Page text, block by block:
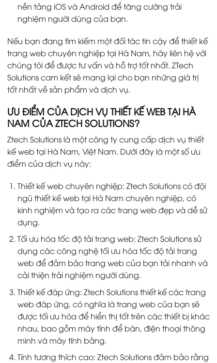
nền tảng iOS và Android để tăng cường trải
nghiệm người dùng của bạn.
Nếu bạn đang tìm kiếm một đối tác tin cậy để thiết kế
trang web chuyên nghiệp tại Hà Nam, hãy liên hệ với
chúng tôi để được tư vấn và hỗ trợ tốt nhất. ZTech
Solutions cam kết sẽ mang lại cho bạn những giá trị
tốt nhất về sản phẩm và dịch vụ.
ƯU ĐIỂM CỦA DỊCH VỤ THIẾT KẾ WEB TẠI HÀ
NAM CỦA ZTECH SOLUTIONS?
Ztech Solutions là một công ty cung cấp dịch vụ thiết
kế web tại Hà Nam, Việt Nam. Dưới đây là một số ưu
điểm của dịch vụ này:
Thiết kế web chuyên nghiệp: Ztech Solutions có đội
ngũ thiết kế web tại Hà Nam chuyên nghiệp, có
kinh nghiệm và tạo ra các trang web đẹp và dễ sử
dụng.
Tối ưu hóa tốc độ tải trang web: Ztech Solutions sử
dụng các công nghệ tối ưu hóa tốc độ tải trang
web để đảm bảo trang web của bạn tải nhanh và
cải thiện trải nghiệm người dùng.
Thiết kế đáp ứng: Ztech Solutions thiết kế các trang
web đáp ứng, có nghĩa là trang web của bạn sẽ
được tối ưu hóa để hiển thị tốt trên các thiết bị khác
nhau, bao gồm máy tính để bàn, điện thoại thông
minh và máy tính bảng.
Tính tương thích cao: Ztech Solutions đảm bảo rằng